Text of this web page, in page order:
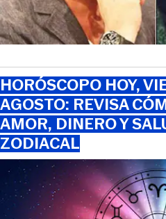
HORÓSCOPO HOY,
AGOSTO: REVISA
AMOR, DINERO Y
ZODIACAL